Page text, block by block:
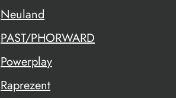
Neuland
PAST/PHORWARD
Powerplay
Raprezent